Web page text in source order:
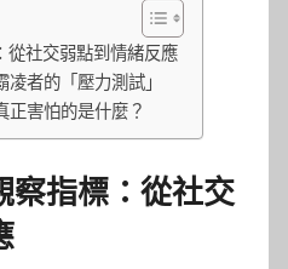
從社交弱點到情緒反應
者的「壓力測試」
正害怕的是什麼？
察指標：從社交